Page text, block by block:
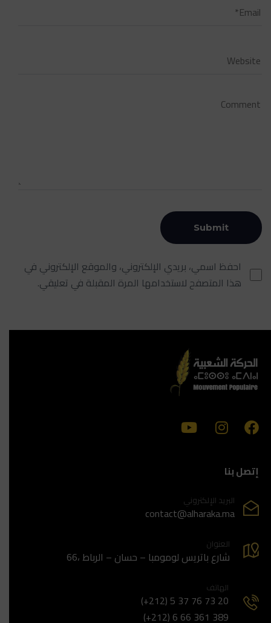
احفظ اسمي، بريدي الإلكتروني، والموقع الإلكتروني في
هذا المتصفح لاستخدامها المرة المقبلة في تعليقي.
إتصل بنا
البريد الإلكتروني
contact@alharaka.ma
العنوان
66، شارع باتريس لومومبا – حسان – الرباط
الهاتف
(+212) 5 37 76 73 20
(+212) 6 66 361 389